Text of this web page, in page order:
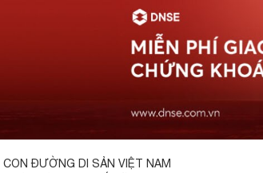
CON ĐƯỜNG DI SẢN VIỆT NAM